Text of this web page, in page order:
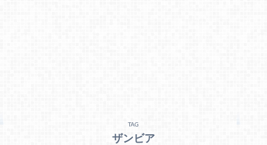
TAG
ザンビア